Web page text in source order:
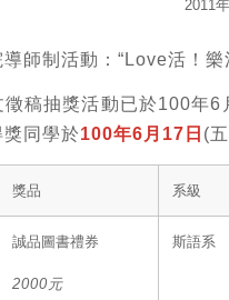
2011
師制活動：“Love活！
徵稿抽獎活動已於100年
同學於100年6月17日 (
獎品 系級
誠品圖書禮券
2000 元
斯語系